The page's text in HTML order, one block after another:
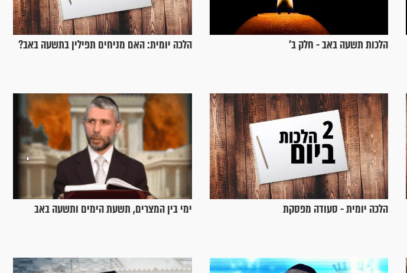
הלכות תשעה באב - חלק ב’ הלכה יומית: האם מניחים תפילין בתשעה באב?
הלכה יומית - סעודה מפסקת ימי בין המצרים, תשעת הימים ותשעה באב